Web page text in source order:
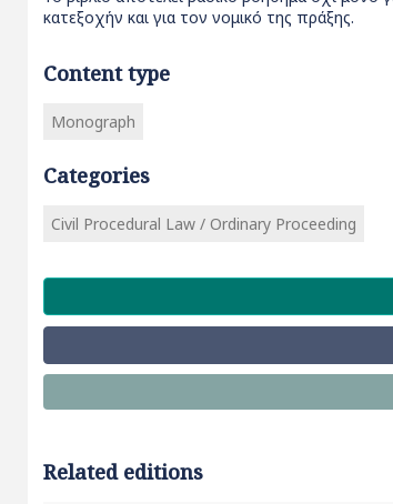
κατεξοχήν και για τον νομικό της πράξης.
Content type
Monograph
Categories
Civil Procedural Law / Ordinary Proceeding
Related editions